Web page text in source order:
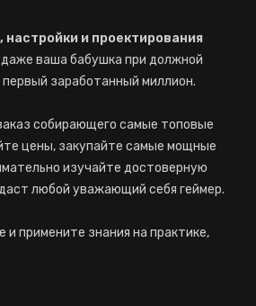
и проектирования
ваша бабушка при должной
заработанный миллион.
собирающего самые топовые
цены, закупайте самые мощные
изучайте достоверную
любой уважающий себя геймер.
примените знания на практике,